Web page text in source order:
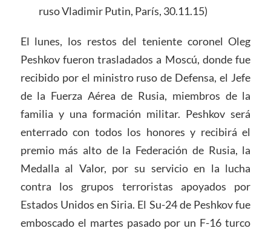
ruso Vladimir Putin, París, 30.11.15)
El lunes, los restos del teniente coronel Oleg
Peshkov fueron trasladados a Moscú, donde fue
recibido por el ministro ruso de Defensa, el Jefe
de la Fuerza Aérea de Rusia, miembros de la
familia y una formación militar. Peshkov será
enterrado con todos los honores y recibirá el
premio más alto de la Federación de Rusia, la
Medalla al Valor, por su servicio en la lucha
contra los grupos terroristas apoyados por
Estados Unidos en Siria. El Su-24 de Peshkov fue
emboscado el martes pasado por un F-16 turco